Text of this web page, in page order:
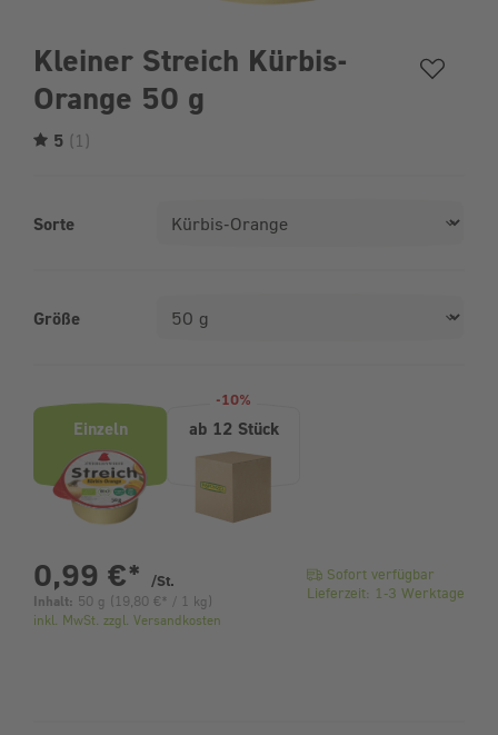
Kleiner Streich Kürbis-
Orange 50 g
5 (1)
Sorte
Größe
Einzeln
-10%
ab 12 Stück
0,99 €* /St.
Inhalt: 50 g ( 19,80 € * / 1 kg)
inkl. MwSt. zzgl. Versandkosten
Sofort verfügbar
Lieferzeit: 1-3 Werktage